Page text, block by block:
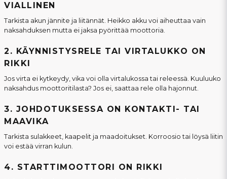
VIALLINEN
Tarkista akun jännite ja liitännät. Heikko akku voi aiheuttaa vain
naksahduksen mutta ei jaksa pyörittää moottoria.
2. KÄYNNISTYSRELE TAI VIRTALUKKO ON
RIKKI
Jos virta ei kytkeydy, vika voi olla virtalukossa tai releessä. Kuuluuko
naksahdus moottoritilasta? Jos ei, saattaa rele olla hajonnut.
3. JOHDOTUKSESSA ON KONTAKTI- TAI
MAAVIKA
Tarkista sulakkeet, kaapelit ja maadoitukset. Korroosio tai löysä liitin
voi estää virran kulun.
4. STARTTIMOOTTORI ON RIKKI